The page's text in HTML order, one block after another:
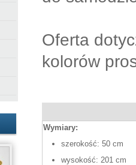
Oferta
kolorów
Wymiary:
szerokość: 50 cm
wysokość: 201 cm